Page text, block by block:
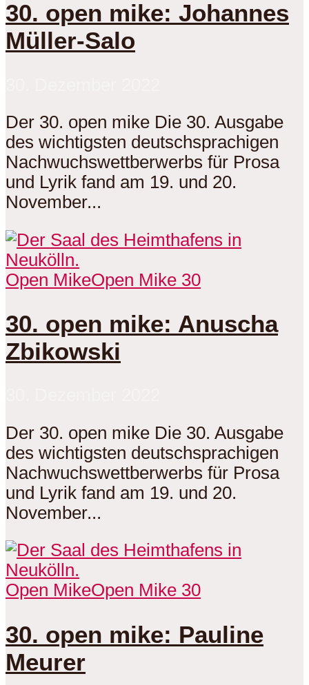
30. open mike: Johannes
Müller-Salo
Der 30. open mike Die 30. Ausgabe
des wichtigsten deutschsprachigen
Nachwuchswettberwerbs für Prosa
und Lyrik fand am 19. und 20.
November...
Open MikeOpen Mike 30
30. open mike: Anuscha
Zbikowski
Der 30. open mike Die 30. Ausgabe
des wichtigsten deutschsprachigen
Nachwuchswettberwerbs für Prosa
und Lyrik fand am 19. und 20.
November...
Open MikeOpen Mike 30
30. open mike: Pauline
Meurer